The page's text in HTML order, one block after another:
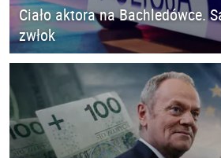
Ciało aktora na Bachledówce.
zwłok